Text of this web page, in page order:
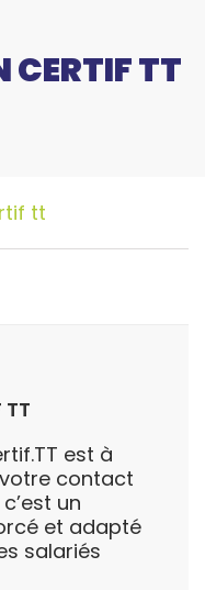
CERTIF TT
tt
TT
est à
contact
un
et adapté
salariés